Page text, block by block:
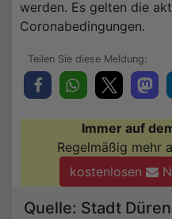
werden. Es gelten die
Coronabedingungen.
Immer auf
Regelmäßig mehr
kostenlosen
Quelle: Stadt Düren